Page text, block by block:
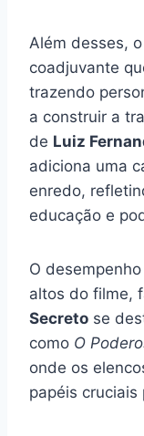
Além desses,
coadjuvante
trazendo
a construir a
de Luiz
adiciona uma
enredo,
educação e
O
altos do filme,
Secreto se
como O
onde os
papéis cruciais